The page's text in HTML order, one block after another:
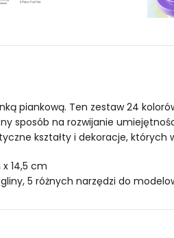
piankową. Ten zestaw 24
sposób na rozwijanie
kształty i dekoracje, których
14,5 cm
5 różnych narzędzi do
produkt marki mideer.
produkt marki mideer.